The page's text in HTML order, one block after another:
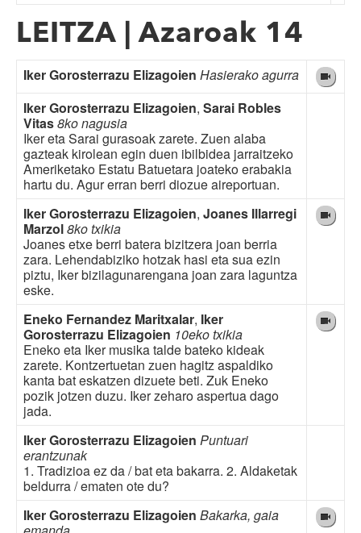
LEITZA | Azaroak 14
Iker Gorosterrazu Elizagoien Hasierako agurra
Iker Gorosterrazu Elizagoien, Sarai Robles
Vitas8ko nagusia
Iker eta Sarai gurasoak zarete. Zuen alaba
gazteak kirolean egin duen ibilbidea jarraitzeko
Ameriketako Estatu Batuetara joateko erabakia
hartu du. Agur erran berri diozue aireportuan.
Iker Gorosterrazu Elizagoien, Joanes Illarregi
Marzol8ko txikia
Joanes etxe berri batera bizitzera joan berria
zara. Lehendabiziko hotzak hasi eta sua ezin
piztu, Iker bizilagunarengana joan zara laguntza
eske.
Eneko Fernandez Maritxalar, Iker
Gorosterrazu Elizagoien 10eko txikia
Eneko eta Iker musika talde bateko kideak
zarete. Kontzertuetan zuen hagitz aspaldiko
kanta bat eskatzen dizuete beti. Zuk Eneko
pozik jotzen duzu. Iker zeharo aspertua dago
jada.
Iker Gorosterrazu Elizagoien Puntuari
erantzunak
1. Tradizioa ez da / bat eta bakarra. 2. Aldaketak
beldurra / ematen ote du?
Iker Gorosterrazu Elizagoien Bakarka, gaia